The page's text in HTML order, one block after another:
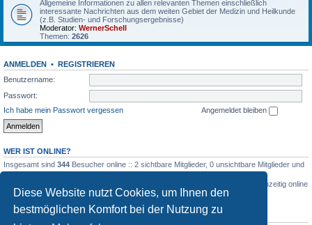
Diese Website nutzt Cookies, um Ihnen den
bestmöglichen Komfort bei der Nutzung zu
Allgemeine Informationen zu allen relevanten Themen einschließlich
interessante Nachrichten aus dem weiten Gebiet der Medizin und Heilkunde
(z.B. Studien- und Forschungsergebnisse)
Moderator: WernerSchell
Themen: 2626
ANMELDEN • REGISTRIEREN
Benutzername:
Passwort:
Ich habe mein Passwort vergessen
Angemeldet bleiben
WER IST ONLINE?
Insgesamt sind 344 Besucher online :: 2 sichtbare Mitglieder, 0 unsichtbare Mitglieder und
342 Gäste (basierend auf den aktiven Besuchern der letzten 5 Minuten)
Besuchern, die am 03.03.2026, 04:26 gleichzeitig online
waren.